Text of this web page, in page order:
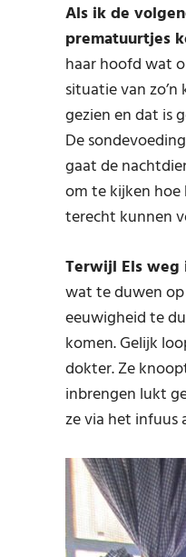
Als ik de
prematuurtjes
haar hoofd wat
situatie van
gezien en dat is
De
gaat de
om te kijken
terecht kunnen
Terwijl Els
wat te duwen op
eeuwigheid te
komen. Gelijk
dokter. Ze
inbrengen lukt
ze via het